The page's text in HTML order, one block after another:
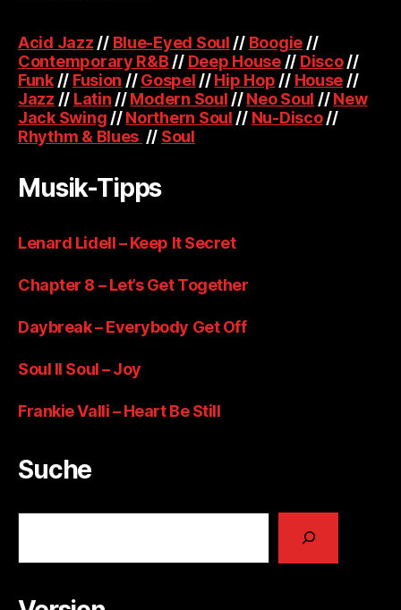
Acid Jazz // Blue-Eyed Soul // Boogie //
Contemporary R&B // Deep House// Disco//
Funk// Fusion //Gospel //Hip Hop // House //
Jazz // Latin //Modern Soul //Neo Soul //New
Jack Swing //Northern Soul // Nu-Disco//
Rhythm & Blues // Soul
Musik-Tipps
Lenard Lidell – Keep It Secret
Chapter 8 – Let’s Get Together
Daybreak – Everybody Get Off
Soul II Soul – Joy
Frankie Valli – Heart Be Still
Suche